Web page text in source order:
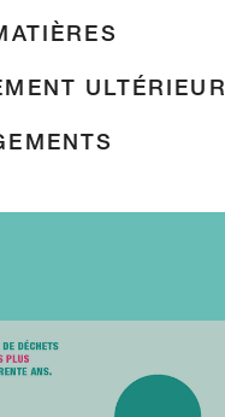
ULTÉRIEUR